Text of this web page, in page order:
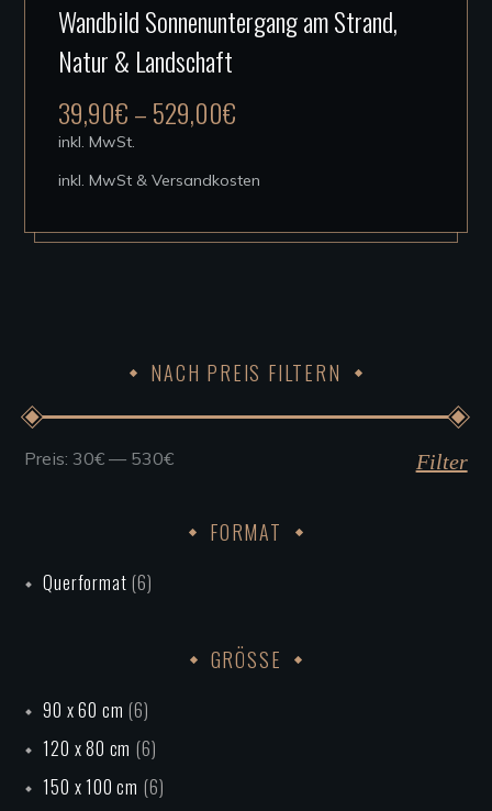
Produkt
Die
gewählt
werden
Wandbild Sonnenuntergang am Strand,
Natur & Landschaft
39,90€–529,00€
inkl. MwSt.
inkl. MwSt & Versandkosten
NACH PREIS FILTERN
Min.
Max.
Filter
Preis: 30€ — 530€
FORMAT
Querformat (6)
GRÖSSE
90 x 60 cm (6)
120 x 80 cm (6)
150 x 100 cm (6)